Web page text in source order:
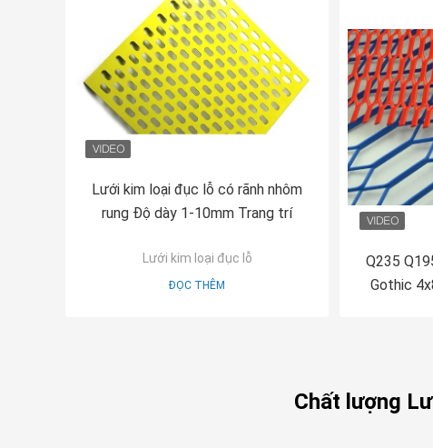
Lưới kim loại đục lỗ có rãnh nhôm
rung Độ dày 1-10mm Trang trí
Lưới kim loại đục lỗ
ĐỌC THÊM
Q235
Gothic
Chất lượng